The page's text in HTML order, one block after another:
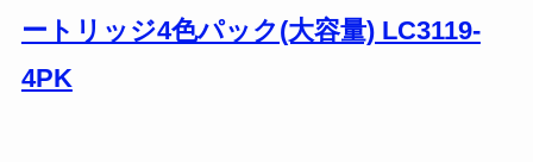
ートリッジ4色パック(大容量) LC3119-
4PK